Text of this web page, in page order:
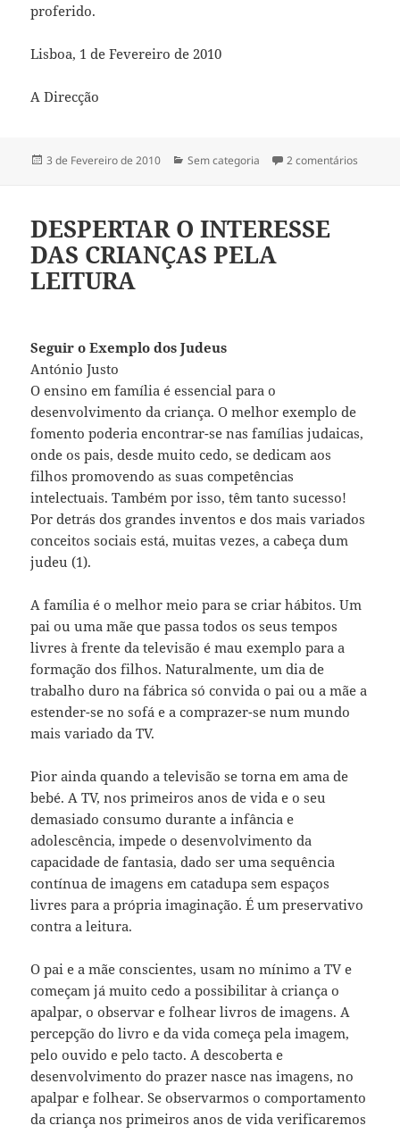
proferido.
Lisboa, 1 de Fevereiro de 2010
A Direcção
Publicado
3 de Fevereiro de 2010 Categorias
Sem categoria 2 comentários
DESPERTAR O INTERESSE
DAS CRIANÇAS PELA
LEITURA
Seguir o Exemplo dos Judeus
António Justo
O ensino em família é essencial para o
desenvolvimento da criança. O melhor exemplo de
fomento poderia encontrar-se nas famílias judaicas,
onde os pais, desde muito cedo, se dedicam aos
filhos promovendo as suas competências
intelectuais. Também por isso, têm tanto sucesso!
Por detrás dos grandes inventos e dos mais variados
conceitos sociais está, muitas vezes, a cabeça dum
judeu (1).
A família é o melhor meio para se criar hábitos. Um
pai ou uma mãe que passa todos os seus tempos
livres à frente da televisão é mau exemplo para a
formação dos filhos. Naturalmente, um dia de
trabalho duro na fábrica só convida o pai ou a mãe a
estender-se no sofá e a comprazer-se num mundo
mais variado da TV.
Pior ainda quando a televisão se torna em ama de
bebé. A TV, nos primeiros anos de vida e o seu
demasiado consumo durante a infância e
adolescência, impede o desenvolvimento da
capacidade de fantasia, dado ser uma sequência
contínua de imagens em catadupa sem espaços
livres para a própria imaginação. É um preservativo
contra a leitura.
O pai e a mãe conscientes, usam no mínimo a TV e
começam já muito cedo a possibilitar à criança o
apalpar, o observar e folhear livros de imagens. A
percepção do livro e da vida começa pela imagem,
pelo ouvido e pelo tacto. A descoberta e
desenvolvimento do prazer nasce nas imagens, no
apalpar e folhear. Se observarmos o comportamento
da criança nos primeiros anos de vida verificaremos